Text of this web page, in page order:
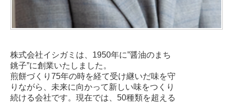
株式会社イシガミは、1950年に”醤油のまち
銚子”に創業いたしました。
煎餅づくり75年の時を経て受け継いだ味を守
りながら、未来に向かって新しい味をつくり
続ける会社です。現在では、50種類を超える